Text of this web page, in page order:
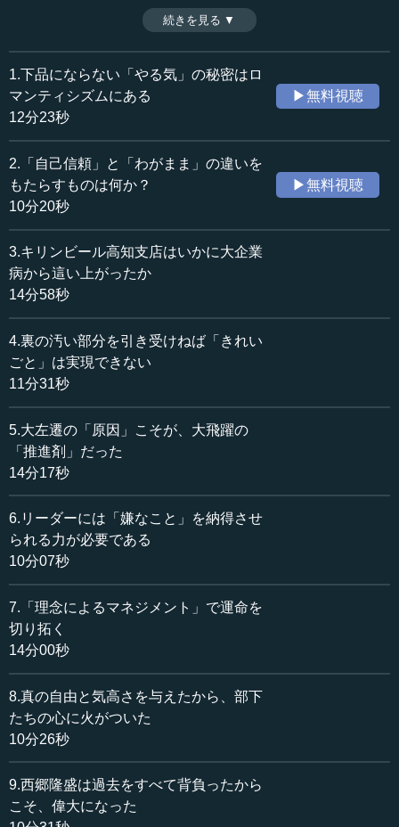
果主義、企業統治改革、西洋合理主義、はたまた明治時代
に輸入した法律など、本当の意味で「日本人の身の丈に合
わないもの」を取り入れたところで、もたらされる結果は
マイナスになることが多いのである。失われたものを取り
戻す「精神の復活」なくして、国もビジネスも人も理念を
掴むことはできない。（全14話中第7話）
収録日：2020年4月10日
追加日：2020年8月14日
カテゴリー：
哲学・思想
≪全文≫
●なぜ友情のなかで「戦友愛」が一番強いのか
田村 たしかに、最初に（営業マンたちが現場を）回った
ンが欲しいというところに割り当てていなかったから、こ
の恨みつらみもあったのです。「キリンビールを10ケース
注文したら、キリンレモン10ケース引き取らされて、それ
を捨てるしかなかった」とか、そういうマイナスからのス
タートでした。それを全部聞いたうえで、そのうえでやっ
ていたのです。ですから、それは得意先から見ると、「文
句はいったけれど、ここまでキリンがやってくれるのか」
執行 それは当然で、汚いものからしか信頼は生まれない
のです。信頼というのは、汚いというと語弊があるかもし
れませんが、「嫌なもの」ですよ。嫌なものを共にしたと
頼でも、「人生で汚いものに体当たりしないと、自己信頼
にたどり着かない」というようなことが、本にも書かれて
いる。
一番わかりやすいのは、友情でも「戦友愛」が一番強い
とよくいいます。戦友とは、一番嫌なことを共にした人間
なのです。お互いに、いつ死ぬかわからないようなところ
る友情はないと、一般にもいわれている。これはなぜか、
ひと言で答えろというと、人間にとって一番苦しいこと、
一番嫌なこと、一番見たくないことを共にしたからなので
す。
田村 今でも当時の（高知支店の）メンバーが集まると、
嫌なことばかりが笑い話になっています。お客さんにもい
続きを見る ▼
1.下品にならない「やる気」の秘密はロ
マンティシズムにある
12分23秒
▶無料視聴
2.「自己信頼」と「わがまま」の違いを
もたらすものは何か？
10分20秒
▶無料視聴
3.キリンビール高知支店はいかに大企業
病から這い上がったか
14分58秒
4.裏の汚い部分を引き受けねば「きれい
ごと」は実現できない
11分31秒
5.大左遷の「原因」こそが、大飛躍の
「推進剤」だった
14分17秒
6.リーダーには「嫌なこと」を納得させ
られる力が必要である
10分07秒
7.「理念によるマネジメント」で運命を
切り拓く
14分00秒
8.真の自由と気高さを与えたから、部下
たちの心に火がついた
10分26秒
9.西郷隆盛は過去をすべて背負ったから
こそ、偉大になった